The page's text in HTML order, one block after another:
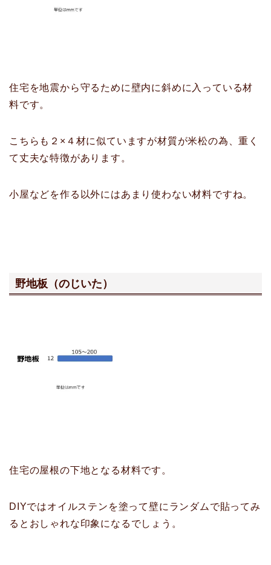
住宅を地震から守るために壁内に斜めに入っている材
料です。
こちらも２×４材に似ていますが材質が米松の為、重く
て丈夫な特徴があります。
小屋などを作る以外にはあまり使わない材料ですね。
野地板（のじいた）
住宅の屋根の下地となる材料です。
DIYではオイルステンを塗って壁にランダムで貼ってみ
るとおしゃれな印象になるでしょう。